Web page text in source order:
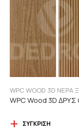
ΣΎΓΚΡΙΣΗ